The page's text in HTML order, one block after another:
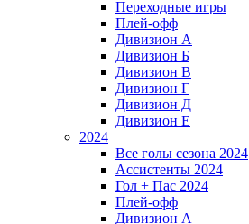
Переходные игры
Плей-офф
Дивизион A
Дивизион Б
Дивизион В
Дивизион Г
Дивизион Д
Дивизион Е
2024
Все голы сезона 2024
Ассистенты 2024
Гол + Пас 2024
Плей-офф
Дивизион A